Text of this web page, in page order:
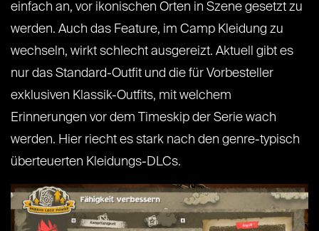
einfach an, vor ikonischen Orten in Szene gesetzt zu
werden. Auch das Feature, im Camp Kleidung zu
wechseln, wirkt schlecht ausgereizt. Aktuell gibt es
nur das Standard-Outfit und die für Vorbesteller
exklusiven Klassik-Outfits, mit welchem
Erinnerungen vor dem Timeskip der Serie wach
werden. Hier riecht es stark nach den genre-typisch
überteuerten Kleidungs-DLCs.